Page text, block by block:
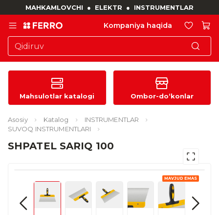
MAHKAMLOVCHI ● ELEKTR ● INSTRUMENTLAR
Kompaniya haqida
Mahsulotlar katalogi Ombor-do‘konlar
Asosiy Katalog
INSTRUMENTLAR
SUVOQ INSTRUMENTLARI
SHPATEL SARIQ 100
MAVJUD EMAS